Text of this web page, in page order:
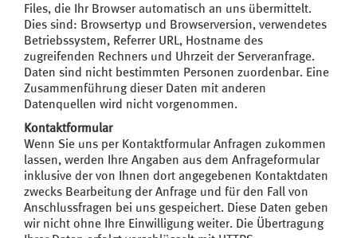
Files, die Ihr Browser automatisch an uns übermittelt.
Dies sind: Browsertyp und Browserversion, verwendetes
Betriebssystem, Referrer URL, Hostname des
zugreifenden Rechners und Uhrzeit der Serveranfrage.
Daten sind nicht bestimmten Personen zuordenbar. Eine
Zusammenführung dieser Daten mit anderen
Datenquellen wird nicht vorgenommen.
Kontaktformular
Wenn Sie uns per Kontaktformular Anfragen zukommen
lassen, werden Ihre Angaben aus dem Anfrageformular
inklusive der von Ihnen dort angegebenen Kontaktdaten
zwecks Bearbeitung der Anfrage und für den Fall von
Anschlussfragen bei uns gespeichert. Diese Daten geben
wir nicht ohne Ihre Einwilligung weiter. Die Übertragung